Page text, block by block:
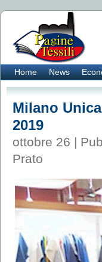
Home News
Milano
2019
ottobre 26 |
Prato